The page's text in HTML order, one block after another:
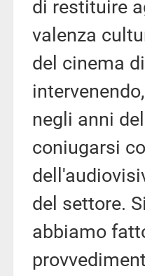
di restituire
valenza
del cinema
negli anni
coniugarsi
del settore.
abbiamo